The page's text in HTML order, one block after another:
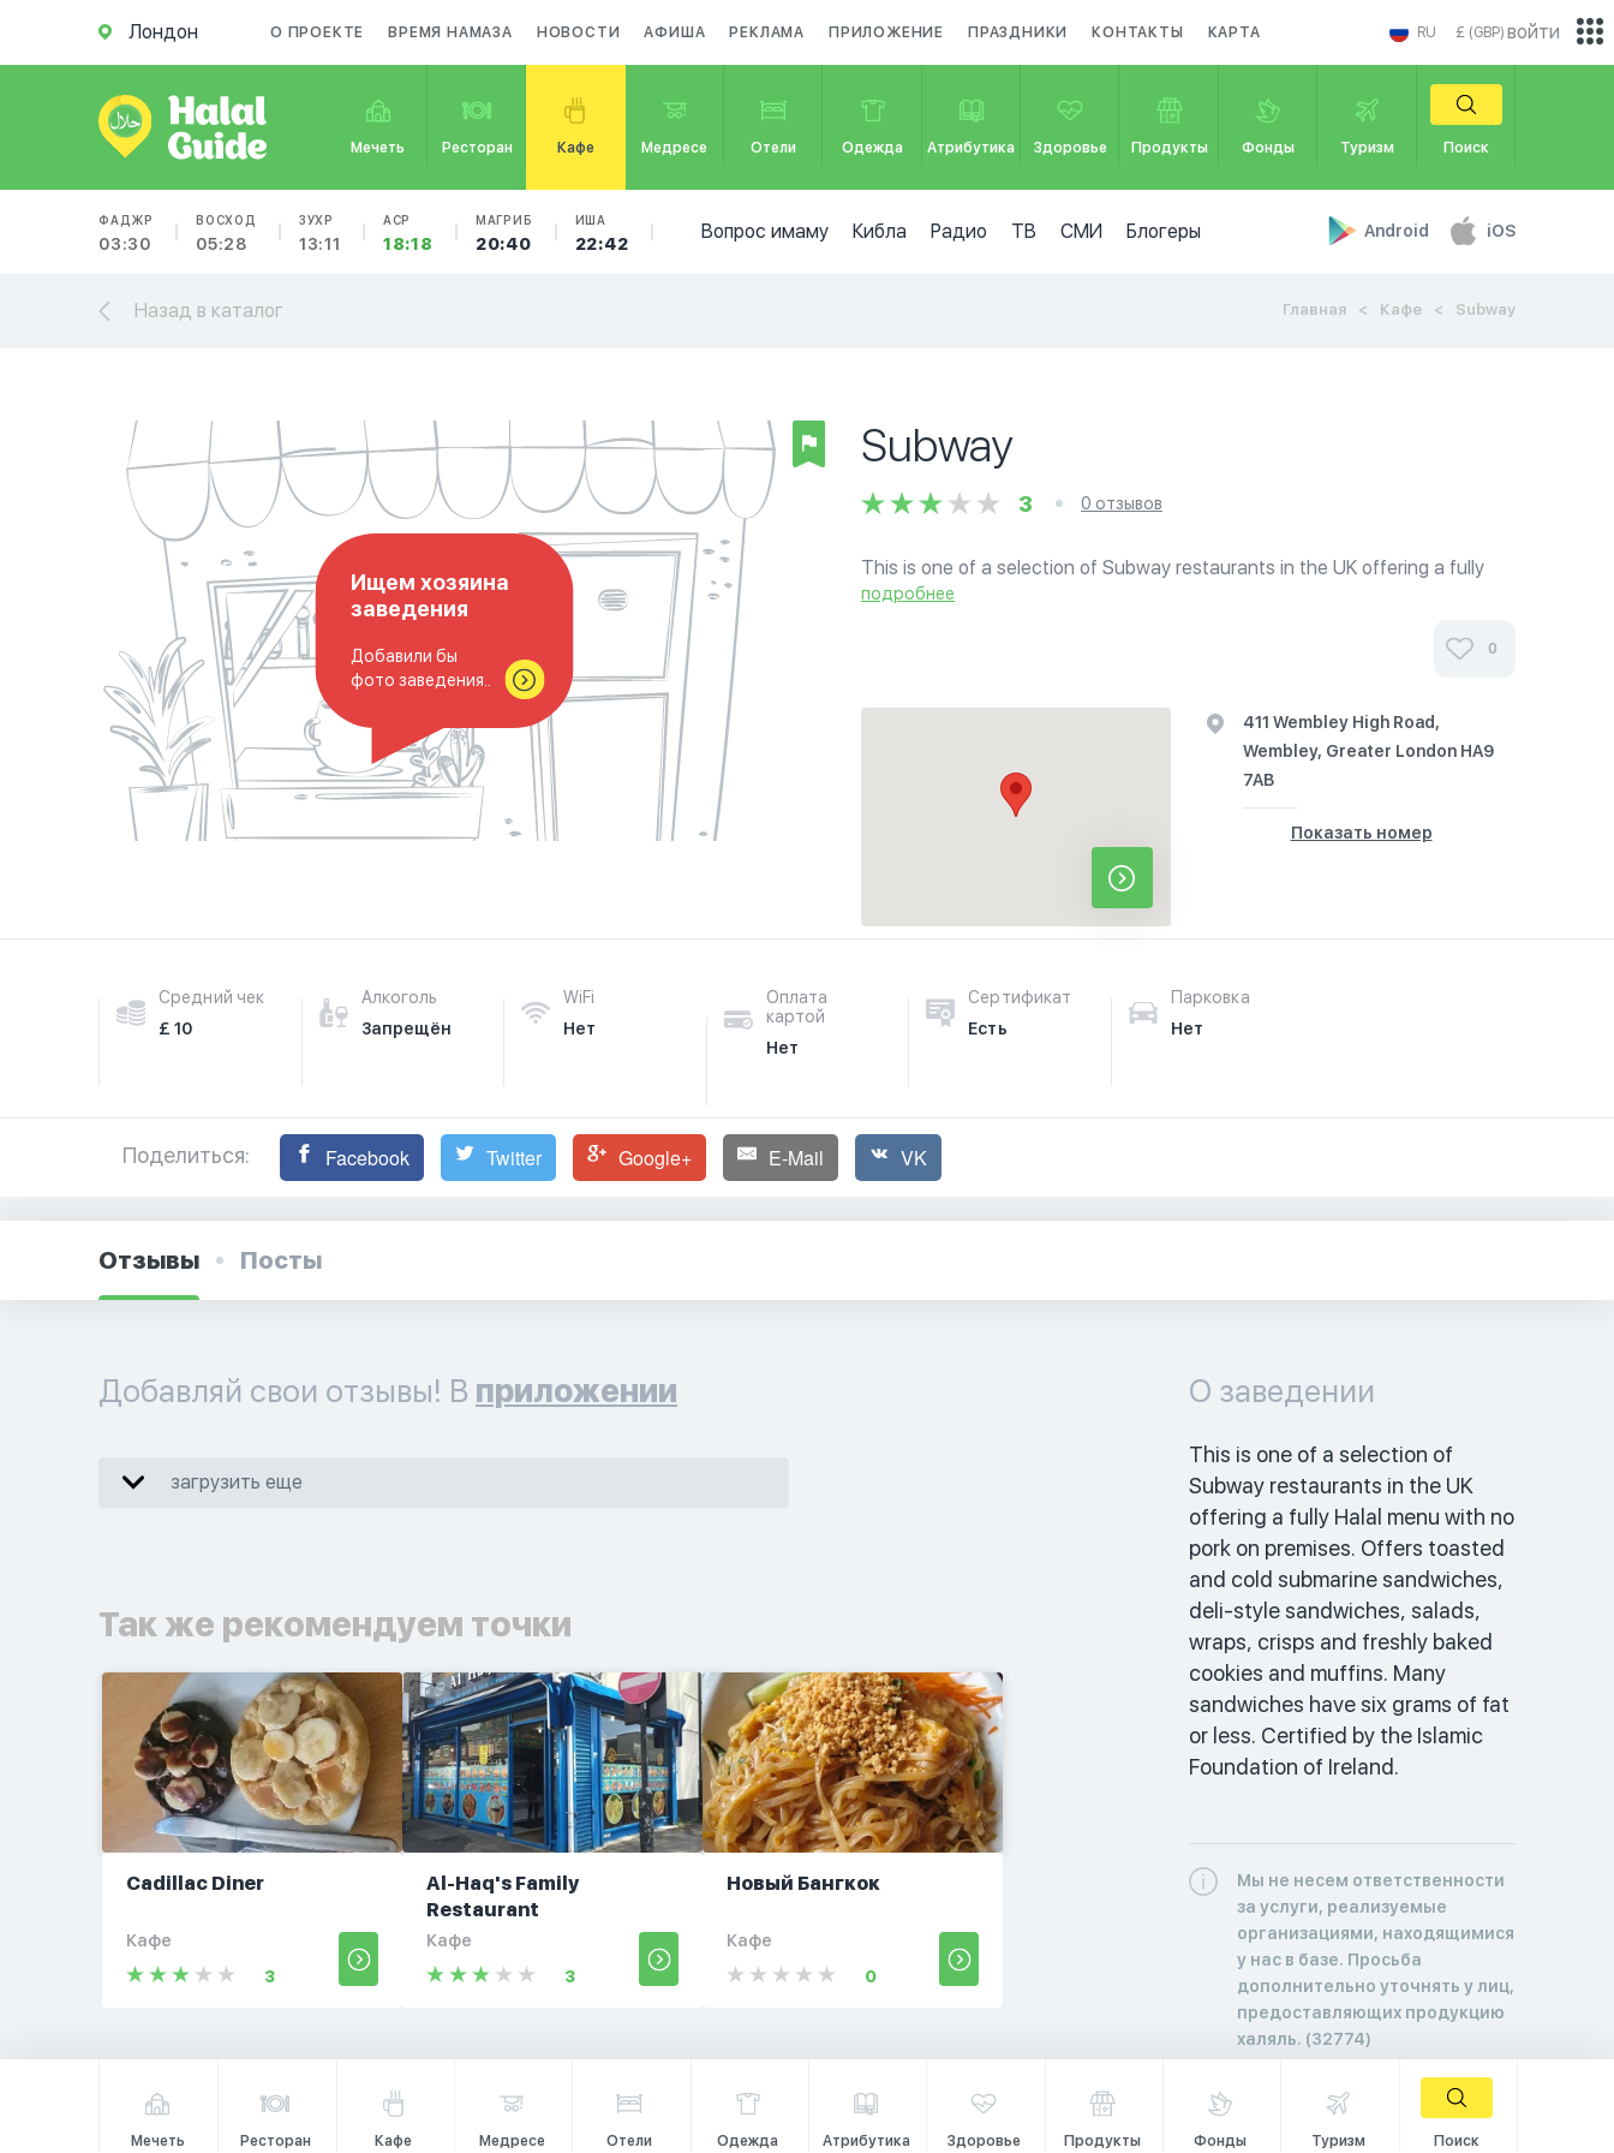
Лондон О ПРОЕКТЕ ВРЕМЯ НАМАЗА НОВОСТИ АФИША РЕКЛАМА ПРИЛОЖЕНИЕ ПРАЗДНИКИ КОНТАКТЫ КАРТА RU £ (GBP)
Мечеть Ресторан Кафе Медресе Отели Одежда Атрибутика Здоровье Продукты Фонды Туризм Поиск
ФАДЖР
03:30
ВОСХОД
05:28
ЗУХР
13:11
АСР
18:18
МАГРИБ
20:40
ИША
22:42
Вопрос имаму Кибла Радио ТВ СМИ Блогеры Android iOS
войти
Назад в каталог Главная Кафе Subway
Ищем хозяина
заведения
Добавили бы
фото заведения..
Subway
3 0 отзывов
This is one of a selection of Subway restaurants in the UK offering a fully
Halal menu with no pork on premises. Offers toasted and cold submarine
подробнее
0
411 Wembley High Road,
Wembley, Greater London HA9
7AB
Показать номер
Средний чек
£ 10
Алкоголь
Запрещён
WiFi
Нет
Оплата
картой
Нет
Сертификат
Есть
Парковка
Нет
Поделиться: Facebook Twitter Google+ E-Mail VK
Отзывы Посты
Добавляй свои отзывы! В приложении
загрузить еще
Так же рекомендуем точки
Cadillac Diner
Кафе
3
Al-Haq's Family
Restaurant
Кафе
3
Новый Бангкок
Кафе
0
О заведении
This is one of a selection of
Subway restaurants in the UK
offering a fully Halal menu with no
pork on premises. Offers toasted
and cold submarine sandwiches,
deli-style sandwiches, salads,
wraps, crisps and freshly baked
cookies and muffins. Many
sandwiches have six grams of fat
or less. Certified by the Islamic
Foundation of Ireland.
Мы не несем ответственности
за услуги, реализуемые
организациями, находящимися
у нас в базе. Просьба
дополнительно уточнять у лиц,
предоставляющих продукцию
халяль. (32774)
Мечеть Ресторан Кафе Медресе Отели Одежда Атрибутика Здоровье Продукты Фонды Туризм Поиск